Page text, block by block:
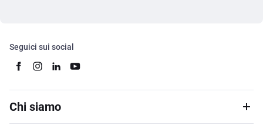
Seguici sui social
Chi siamo